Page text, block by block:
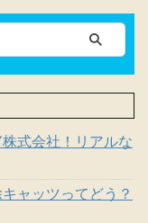
株式会社！リアルな
ャッツってどう？